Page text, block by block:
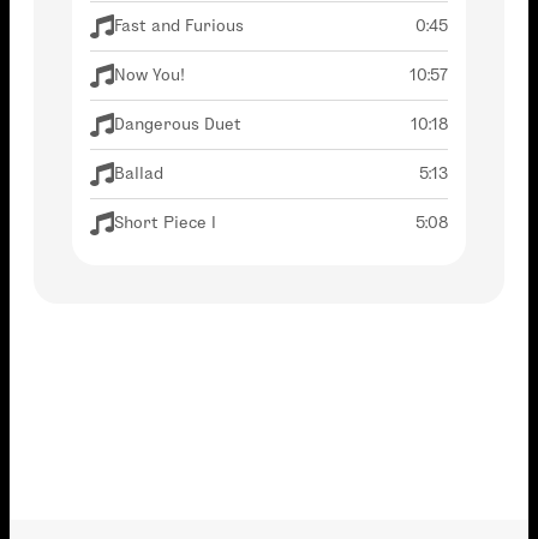
Fast and Furious 0:45
Now You! 10:57
Dangerous Duet 10:18
Ballad 5:13
Short Piece I 5:08